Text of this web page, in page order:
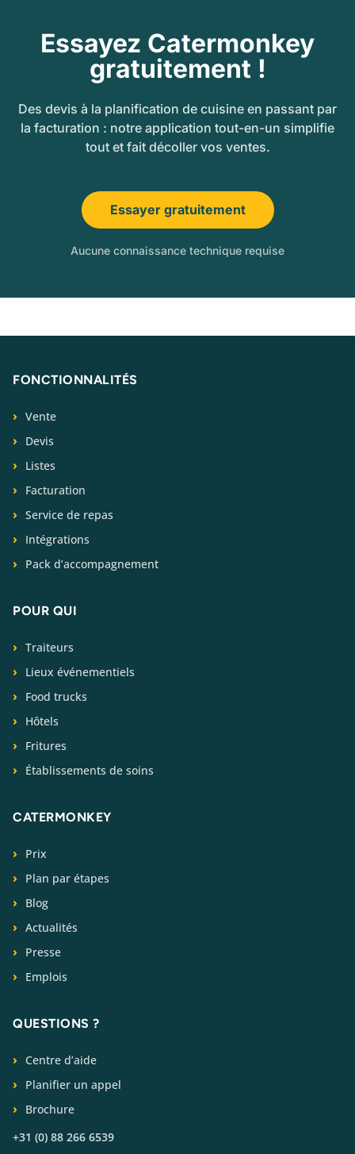
Essayez Catermonkey
gratuitement !
Des devis à la planification de cuisine en passant par
la facturation : notre application tout-en-un simplifie
tout et fait décoller vos ventes.
Essayer gratuitement
Aucune connaissance technique requise
FONCTIONNALITÉS
Vente
Devis
Listes
Facturation
Service de repas
Intégrations
Pack d’accompagnement
POUR QUI
Traiteurs
Lieux événementiels
Food trucks
Hôtels
Fritures
Établissements de soins
CATERMONKEY
Prix
Plan par étapes
Blog
Actualités
Presse
Emplois
QUESTIONS ?
Centre d’aide
Planifier un appel
Brochure
+31 (0) 88 266 6539